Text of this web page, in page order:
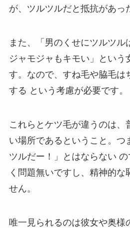
が、ツルツルだと抵抗があっ
また、「男のくせにツルツル
ジャモジャもキモい」という
す。なので、 すね毛や脇毛は
する という考慮が必要です。
これらとケツ毛が違うのは、
い場所であるということ。つ
ツルだー！」とはならない の
く問題無いですし、精神的な
せん。
唯一見られるのは彼女や奥様